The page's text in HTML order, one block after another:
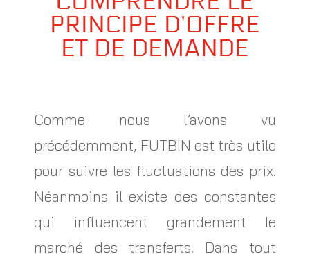
PRINCIPE D’OFFRE
ET DE DEMANDE
Comme nous l’avons vu
précédemment, FUTBIN est très utile
pour suivre les fluctuations des prix.
Néanmoins il existe des constantes
qui influencent grandement le
marché des transferts. Dans tout